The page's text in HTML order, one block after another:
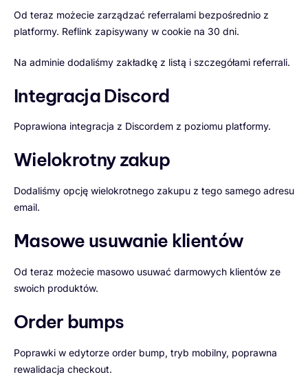
Od teraz możecie zarządzać referralami bezpośrednio z
platformy. Reflink zapisywany w cookie na 30 dni.
Na adminie dodaliśmy zakładkę z listą i szczegółami referrali.
Integracja Discord
Poprawiona integracja z Discordem z poziomu platformy.
Wielokrotny zakup
Dodaliśmy opcję wielokrotnego zakupu z tego samego adresu
email.
Masowe usuwanie klientów
Od teraz możecie masowo usuwać darmowych klientów ze
swoich produktów.
Order bumps
Poprawki w edytorze order bump, tryb mobilny, poprawna
rewalidacja checkout.